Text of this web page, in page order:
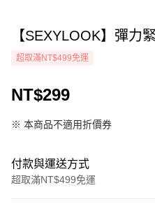
【SEXYLOOK】彈力
超取滿NT$499免運
NT$299
※ 本商品不適用折價券
付款與運送方式
超取滿NT$499免運